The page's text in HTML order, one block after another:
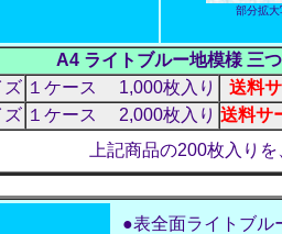
部分拡大
A4 ライトブルー地模様 三
ズ １ケース 1,000枚入り
送料
ズ １ケース 2,000枚入り 送料サ
上記商品の200枚入り
●表全面ライトブル